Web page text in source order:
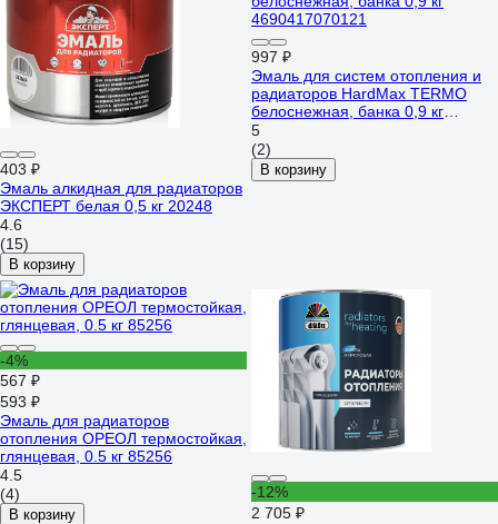
403 ₽
Эмаль алкидная для радиаторов
ЭКСПЕРТ белая 0,5 кг 20248
4.6
(15)
В корзину
997 ₽
Эмаль для систем отопления и
радиаторов HardMax TERMO
белоснежная, банка 0,9 кг
4690417070121
5
(2)
В корзину
-4%
567 ₽
593 ₽
Эмаль для радиаторов
отопления ОРЕОЛ термостойкая,
глянцевая, 0.5 кг 85256
4.5
(4)
В корзину
-12%
2 705 ₽